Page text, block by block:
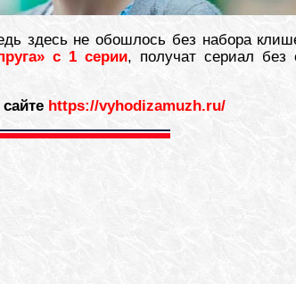
здесь не обошлось без набора
с 1 серии, получат сериал без
https://vyhodizamuzh.ru/